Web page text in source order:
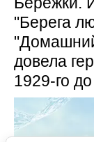
"Берега
довела
1929-го